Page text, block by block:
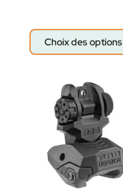
Choix des options